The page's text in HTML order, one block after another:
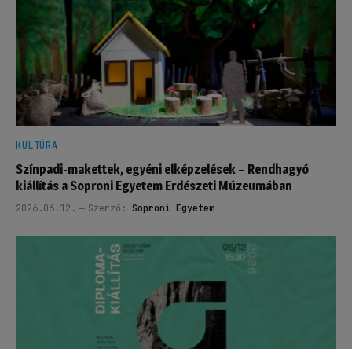
KULTÚRA
Színpadi-makettek, egyéni elképzelések – Rendhagyó
kiállítás a Soproni Egyetem Erdészeti Múzeumában
2026.06.12. Szerző: Soproni Egyetem